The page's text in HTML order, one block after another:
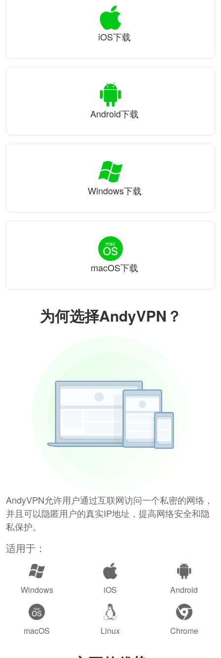
为何选择AndyVPN？
AndyVPN允许用户通过互联网访问一个私密的网络，
并且可以隐匿用户的真实IP地址，提高网络安全和隐
私保护。
适用于：
Windows iOS Android
macOS Linux Chrome
iOS下载
Android下载
Windows下载
macOS下载